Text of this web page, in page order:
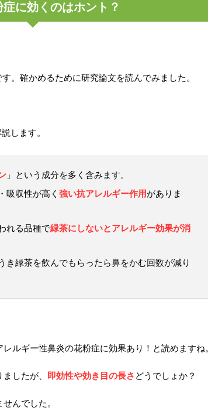
に効くのはホント？
す。確かめるために研究論文を読んでみました。
します。
」という成分を多く含みます。
吸収性が高く 強い抗アレルギー作用がありま
れる品種で緑茶にしないとアレルギー効果が消
き緑茶を飲んでもらったら鼻をかむ回数が減り
ルギー性鼻炎の花粉症に効果あり！と読めますね。
したが、 即効性や効き目の長さ どうでしょか？
んでした。